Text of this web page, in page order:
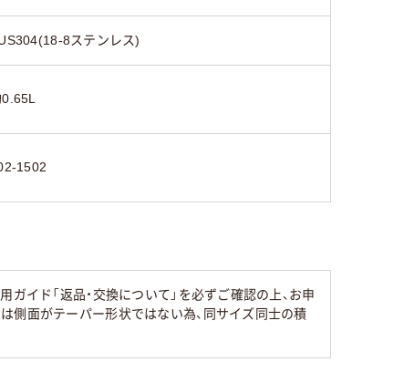
8ステンレス)
1502
イド「返品・交換について」を必ずご確認の上、お申
側面がテーパー形状ではない為、同サイズ同士の積